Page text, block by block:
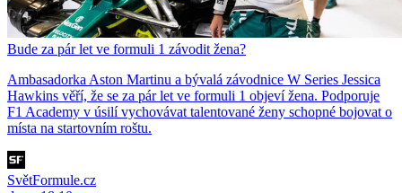
Bude za pár let ve formuli 1 závodit žena?
Ambasadorka Aston Martinu a bývalá závodnice W Series Jessica
Hawkins věří, že se za pár let ve formuli 1 objeví žena. Podporuje
F1 Academy v úsilí vychovávat talentované ženy schopné bojovat o
místa na startovním roštu.
SvětFormule.cz